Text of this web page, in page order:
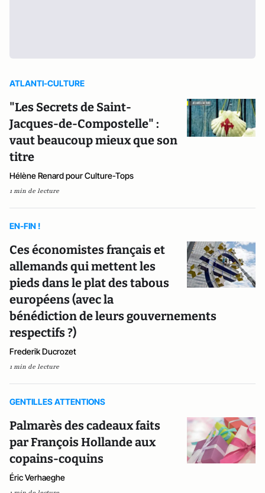
ATLANTI-CULTURE
"Les Secrets de Saint-
Jacques-de-Compostelle" :
vaut beaucoup mieux que son
titre
Hélène Renard pour Culture-Tops
1 min de lecture
EN-FIN !
Ces économistes français et
allemands qui mettent les
pieds dans le plat des tabous
européens (avec la
bénédiction de leurs gouvernements
respectifs ?)
Frederik Ducrozet
1 min de lecture
GENTILLES ATTENTIONS
Palmarès des cadeaux faits
par François Hollande aux
copains-coquins
Éric Verhaeghe